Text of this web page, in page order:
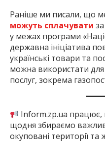
Раніше ми писали, що
можуть сплачувати
у межах програми
державна ініціатива
українські товари та
можна використати
послуг, зокрема
Inform.zp.ua
щодня збираємо
окуповані території